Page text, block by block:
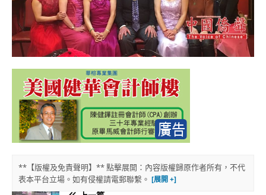
**【版權及免責聲明】** 點擊展開：內容版權歸原作者所有，不代
表本平台立場。如有侵權請電郵聯繫。